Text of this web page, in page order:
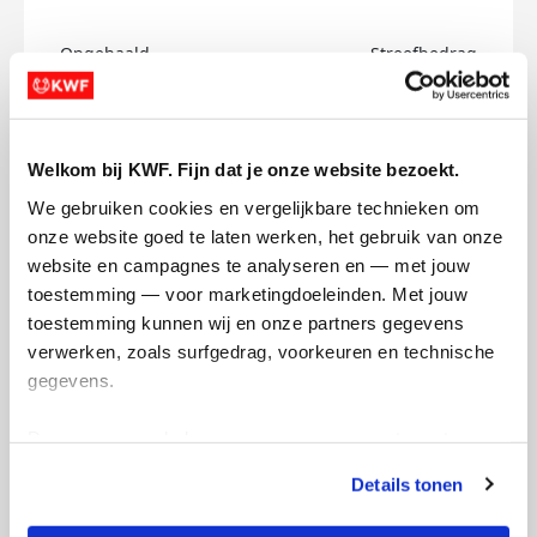
Welkom bij KWF. Fijn dat je onze website bezoekt.
We gebruiken cookies en vergelijkbare technieken om
onze website goed te laten werken, het gebruik van onze
website en campagnes te analyseren en — met jouw
toestemming — voor marketingdoeleinden. Met jouw
toestemming kunnen wij en onze partners gegevens
verwerken, zoals surfgedrag, voorkeuren en technische
gegevens.
tonen. Je kunt je toestemming op elk moment wijzigen of
intrekken via Cookie instellingen onderaan de pagina. De
Details tonen
Opgehaald
€0
Streefbedrag
€150
Loulou's badges